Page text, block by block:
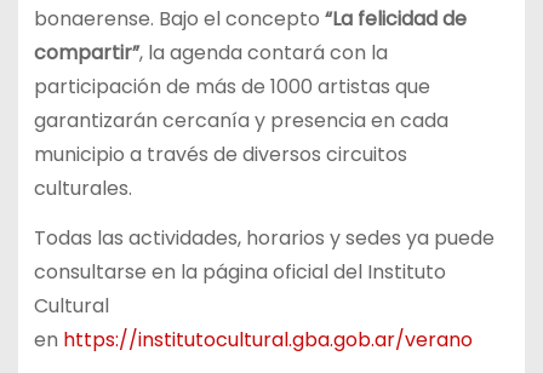
bonaerense. Bajo el concepto “La felicidad de
compartir”, la agenda contará con la
participación de más de 1000 artistas que
garantizarán cercanía y presencia en cada
municipio a través de diversos circuitos
culturales.
Todas las actividades, horarios y sedes ya puede
consultarse en la página oficial del Instituto
Cultural
en https://institutocultural.gba.gob.ar/verano